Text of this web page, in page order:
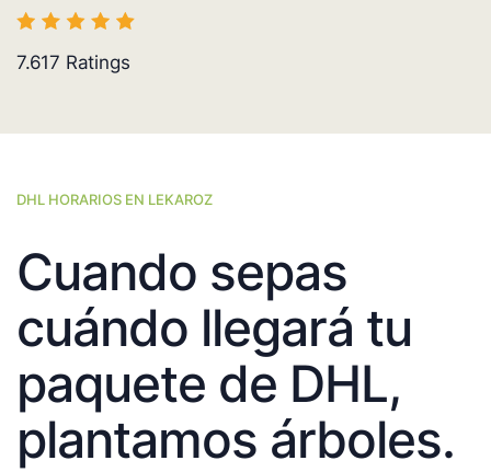
7.617 Ratings
DHL HORARIOS EN LEKAROZ
Cuando sepas
cuándo llegará tu
paquete de DHL,
plantamos árboles.